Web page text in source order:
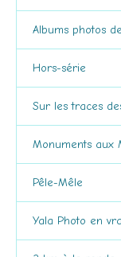
Albums photos
Hors-série
Sur les traces
Monuments aux
Pêle-Mêle
Yala Photo en